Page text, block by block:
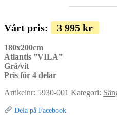
Vårt pris: 3 995 kr
180x200cm
Atlantis ”VILA”
Grå/vit
Pris för 4 delar
Artikelnr: 5930-001 Kategori:
Dela på Facebook